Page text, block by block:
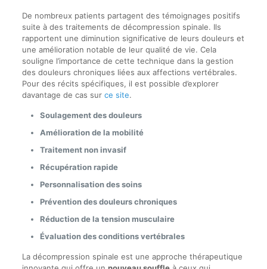
De nombreux patients partagent des témoignages positifs
suite à des traitements de décompression spinale. Ils
rapportent une diminution significative de leurs douleurs et
une amélioration notable de leur qualité de vie. Cela
souligne l’importance de cette technique dans la gestion
des douleurs chroniques liées aux affections vertébrales.
Pour des récits spécifiques, il est possible d’explorer
davantage de cas sur ce site.
Soulagement des douleurs
Amélioration de la mobilité
Traitement non invasif
Récupération rapide
Personnalisation des soins
Prévention des douleurs chroniques
Réduction de la tension musculaire
Évaluation des conditions vertébrales
La décompression spinale est une approche thérapeutique